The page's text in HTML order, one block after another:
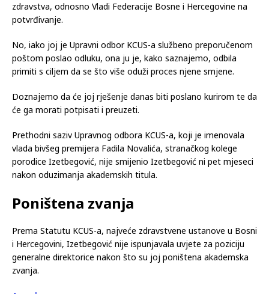
Ukoliko u tom roku ne dostavi dokaz da je redovna
profesorica Medicinskog fakulteta, te da ispunjava ostale
uslove, odluka Upravnog odbora će biti proslijeđena ministru
zdravstva, odnosno Vladi Federacije Bosne i Hercegovine na
potvrđivanje.
No, iako joj je Upravni odbor KCUS-a službeno preporučenom
poštom poslao odluku, ona ju je, kako saznajemo, odbila
primiti s ciljem da se što više oduži proces njene smjene.
Doznajemo da će joj rješenje danas biti poslano kurirom te da
će ga morati potpisati i preuzeti.
Prethodni saziv Upravnog odbora KCUS-a, koji je imenovala
vlada bivšeg premijera Fadila Novalića, stranačkog kolege
porodice Izetbegović, nije smijenio Izetbegović ni pet mjeseci
Poništena zvanja
Prema Statutu KCUS-a, najveće zdravstvene ustanove u Bosni
i Hercegovini, Izetbegović nije ispunjavala uvjete za poziciju